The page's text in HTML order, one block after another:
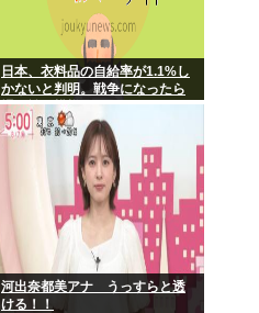
日本、衣料品の自給率が1.1%し
かないと判明。戦争になったら
裸で戦う模様www
河出奈都美アナ うっすらと透
ける！！